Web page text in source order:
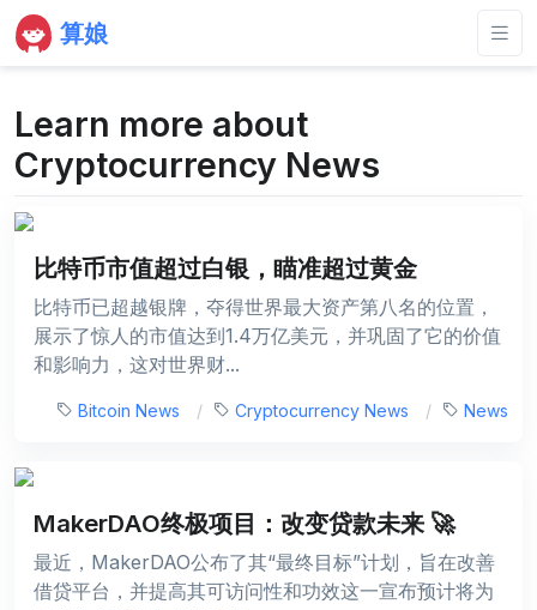
算娘
Learn more about
Cryptocurrency News
比特币市值超过白银，瞄准超过黄金
比特币已超越银牌，夺得世界最大资产第八名的位置，
展示了惊人的市值达到1.4万亿美元，并巩固了它的价值
和影响力，这对世界财...
Bitcoin News Cryptocurrency News News
MakerDAO终极项目：改变贷款未来 🚀
最近，MakerDAO公布了其“最终目标”计划，旨在改善
借贷平台，并提高其可访问性和功效这一宣布预计将为